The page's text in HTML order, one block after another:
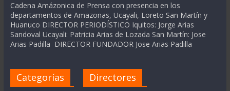
Cadena Amázonica de Prensa con presencia en los
departamentos de Amazonas, Ucayali, Loreto San Martín y
Huanuco DIRECTOR PERIODÍSTICO Iquitos: Jorge Arias
Sandoval Ucayali: Patricia Arias de Lozada San Martín: Jose
Arias Padilla DIRECTOR FUNDADOR Jose Arias Padilla
Categorías Directores